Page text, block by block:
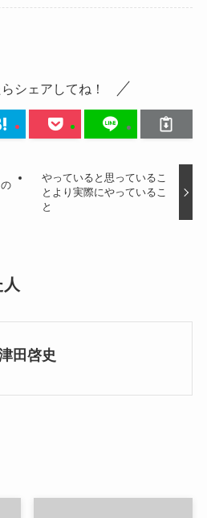
シェアしてね！
やっていると思っているこ
とより実際にやっているこ
と
田啓史